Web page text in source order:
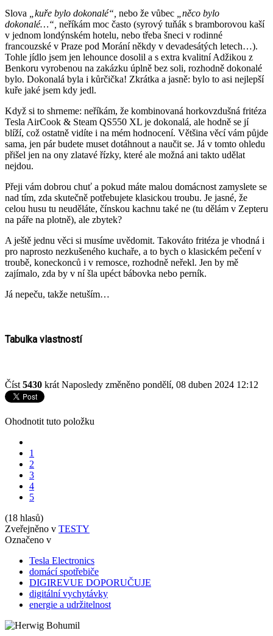
Slova „kuře bylo dokonalé“, nebo že vůbec
„něco bylo
dokonalé…“, neříkám moc často (syrový tuňák s bramborovou kaší
v jednom londýnském hotelu, nebo třeba šneci v rodinné
francouzské v Praze pod Morání někdy v devadesátých letech…).
Tohle jídlo jsem jen lehounce dosolil a s extra kvalitní Adžikou z
Benkoru vyrobenou na zakázku úplně bez soli, rozhodně dokonalé
bylo. Dokonalá byla i kůrčička! Zkrátka a jasně: bylo to asi nejlepší
kuře jaké jsem kdy jedl.
Když si to shrneme: neříkám, že kombinovaná horkovzdušná fritéza
Tesla AirCook & Steam QS550 XL je dokonalá, ale hodně se jí
blíží, což ostatně vidíte i na mém hodnocení. Většina věcí vám půjde
sama, jen pár budete muset dotáhnout a naučit se. Já v tomto ohledu
přišel jen na ony zlatavé řízky, které ale možná ani takto udělat
nejdou.
Přeji vám dobrou chuť a pokud máte malou domácnost zamyslete se
nad tím, zda skutečně potřebujete klasickou troubu. Je jasné, že
celou husu tu neuděláte, čínskou kachnu také ne (tu dělám v Zepteru
na páře na plotně), ale zbytek?
A ještě jednu věci si musíme uvědomit. Takováto fritéza je vhodná i
pro naprosto nezkušeného kuchaře, a to bych o klasickém pečení v
troubě, koneckonců i v remosce, rozhodně neřekl. Jen by mě
zajímalo, zda by v ní šla upéct bábovka nebo perník.
Já nepeču, takže netuším…
Tabulka vlastností
Číst 5430 krát Naposledy změněno pondělí, 08 duben 2024 12:12
Ohodnotit tuto položku
1
2
3
4
5
(18 hlasů)
Zveřejněno v TESTY
Označeno v
Tesla Electronics
domácí spotřebiče
DIGIREVUE DOPORUČUJE
digitální vychytávky
energie a udržitelnost